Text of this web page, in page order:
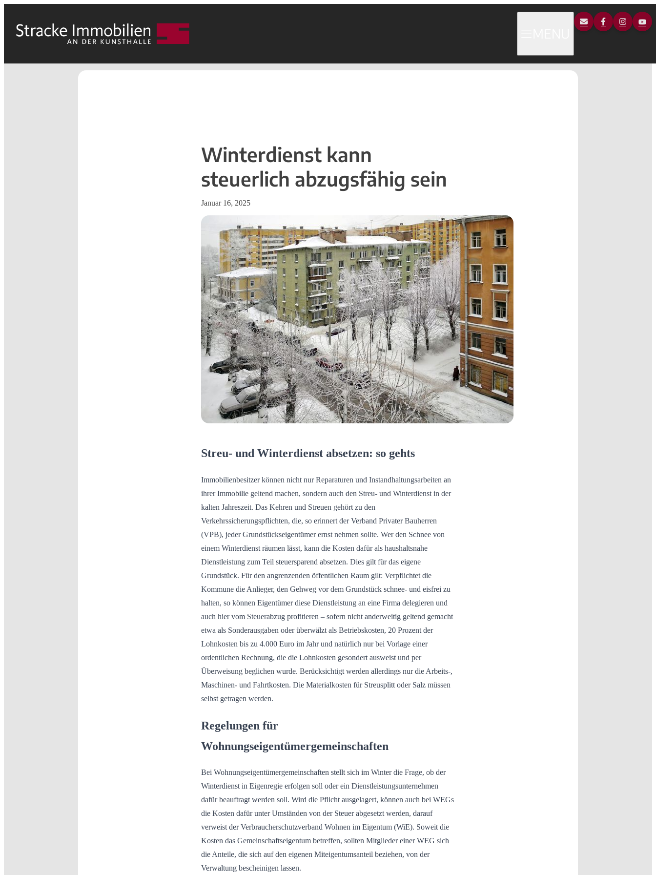
Winterdienst kann
steuerlich abzugsfähig sein
Januar 16, 2025
Streu- und Winterdienst absetzen: so gehts
Immobilienbesitzer können nicht nur Reparaturen und Instandhaltungsarbeiten an
ihrer Immobilie geltend machen, sondern auch den Streu- und Winterdienst in der
kalten Jahreszeit. Das Kehren und Streuen gehört zu den
Verkehrssicherungspflichten, die, so erinnert der Verband Privater Bauherren
(VPB), jeder Grundstückseigentümer ernst nehmen sollte. Wer den Schnee von
einem Winterdienst räumen lässt, kann die Kosten dafür als haushaltsnahe
Dienstleistung zum Teil steuersparend absetzen. Dies gilt für das eigene
Grundstück. Für den angrenzenden öffentlichen Raum gilt: Verpflichtet die
Kommune die Anlieger, den Gehweg vor dem Grundstück schnee- und eisfrei zu
halten, so können Eigentümer diese Dienstleistung an eine Firma delegieren und
auch hier vom Steuerabzug profitieren – sofern nicht anderweitig geltend gemacht
etwa als Sonderausgaben oder überwälzt als Betriebskosten, 20 Prozent der
Lohnkosten bis zu 4.000 Euro im Jahr und natürlich nur bei Vorlage einer
ordentlichen Rechnung, die die Lohnkosten gesondert ausweist und per
Überweisung beglichen wurde. Berücksichtigt werden allerdings nur die Arbeits-,
Maschinen- und Fahrtkosten. Die Materialkosten für Streusplitt oder Salz müssen
selbst getragen werden.
Regelungen für
Wohnungseigentümergemeinschaften
Bei Wohnungseigentümergemeinschaften stellt sich im Winter die Frage, ob der
Winterdienst in Eigenregie erfolgen soll oder ein Dienstleistungsunternehmen
dafür beauftragt werden soll. Wird die Pflicht ausgelagert, können auch bei WEGs
die Kosten dafür unter Umständen von der Steuer abgesetzt werden, darauf
verweist der Verbraucherschutzverband Wohnen im Eigentum (WiE). Soweit die
Kosten das Gemeinschaftseigentum betreffen, sollten Mitglieder einer WEG sich
die Anteile, die sich auf den eigenen Miteigentumsanteil beziehen, von der
Verwaltung bescheinigen lassen.